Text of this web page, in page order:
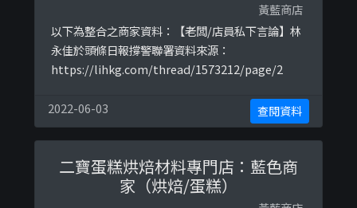
黃藍商店
以下為整合之商家資料：【老闆/店員私下言論】林
永佳於頭條日報撐警聯署資料來源：
https://lihkg.com/thread/1573212/page/2
2022-06-03 查閱資料
二寶蛋糕烘焙材料專門店：藍色商
家（烘焙/蛋糕）